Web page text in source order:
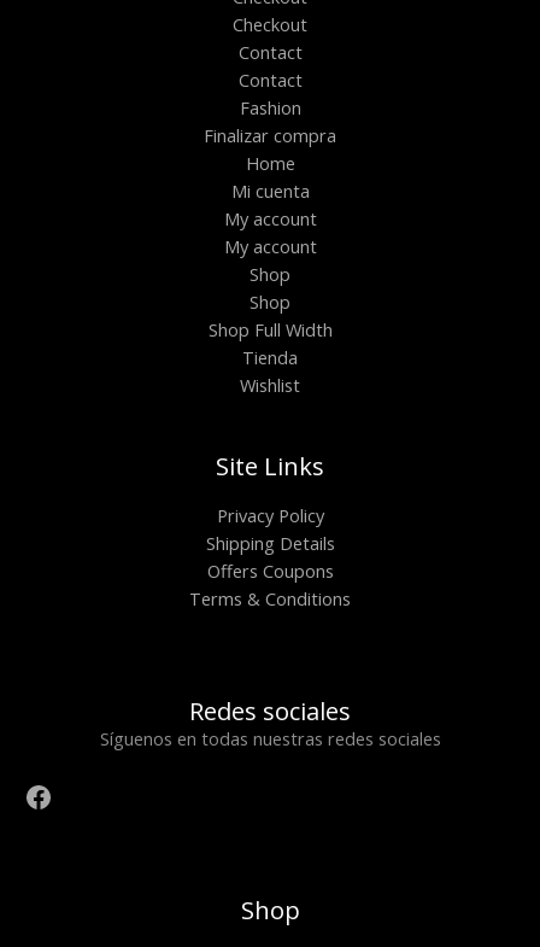
Checkout
Contact
Contact
Fashion
Finalizar compra
Home
Mi cuenta
My account
My account
Shop
Shop
Shop Full Width
Tienda
Wishlist
Site Links
Privacy Policy
Shipping Details
Offers Coupons
Terms & Conditions
Redes sociales
Síguenos en todas nuestras redes sociales
Shop